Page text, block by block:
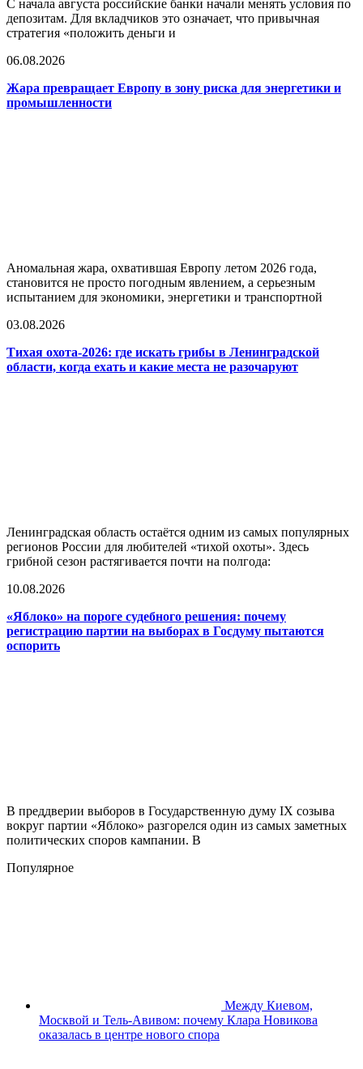
С начала августа российские банки начали менять условия по
депозитам. Для вкладчиков это означает, что привычная
стратегия «положить деньги и
06.08.2026
Жара превращает Европу в зону риска для энергетики и
промышленности
Аномальная жара, охватившая Европу летом 2026 года,
становится не просто погодным явлением, а серьезным
испытанием для экономики, энергетики и транспортной
03.08.2026
Тихая охота-2026: где искать грибы в Ленинградской
области, когда ехать и какие места не разочаруют
Ленинградская область остаётся одним из самых популярных
регионов России для любителей «тихой охоты». Здесь
грибной сезон растягивается почти на полгода:
10.08.2026
«Яблоко» на пороге судебного решения: почему
регистрацию партии на выборах в Госдуму пытаются
оспорить
В преддверии выборов в Государственную думу IX созыва
вокруг партии «Яблоко» разгорелся один из самых заметных
политических споров кампании. В
Популярное
Между Киевом,
Москвой и Тель-Авивом: почему Клара Новикова
оказалась в центре нового спора